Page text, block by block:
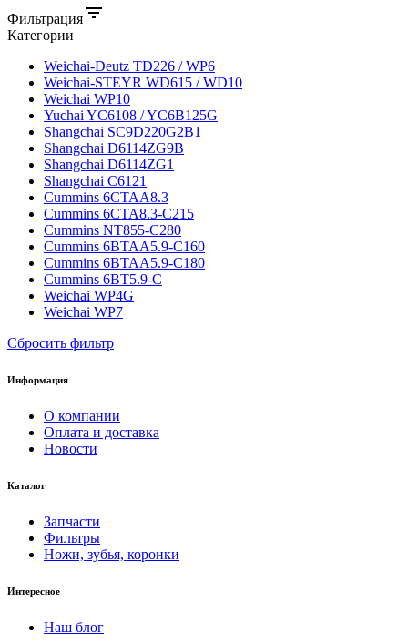
Фильтрацияfilter_list
Категории
Weichai-Deutz TD226 / WP6
Weichai-STEYR WD615 / WD10
Weichai WP10
Yuchai YC6108 / YC6B125G
Shangchai SC9D220G2B1
Shangchai D6114ZG9B
Shangchai D6114ZG1
Shangchai C6121
Cummins 6CTAA8.3
Cummins 6CTA8.3-C215
Cummins NT855-C280
Cummins 6BTAA5.9-C160
Cummins 6BTAA5.9-C180
Cummins 6BT5.9-C
Weichai WP4G
Weichai WP7
Сбросить фильтр
Информация
О компании
Оплата и доставка
Новости
Каталог
Запчасти
Фильтры
Ножи, зубья, коронки
Интересное
Наш блог